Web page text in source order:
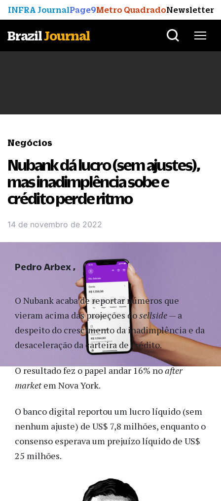
INFRA JournalPage9Metro QuadradoNewsletter
BrazilJournal
Negócios
Nubank dá lucro (sem ajustes),
mas inadimplência sobe e
crédito perde ritmo
14 de novembro de 2022
O Nubank acaba de reportar números que
vieram acima das projeções dosellside— a
despeito do crescimento da inadimplência e da
desaceleração da carteira de crédito.
O resultado fez o papel andar 16% noafter
marketem Nova York.
O banco digital reportou um lucro líquido (sem
nenhum ajuste) de US$ 7,8 milhões, enquanto o
consenso esperava um prejuízo líquido de US$
25 milhões.
Pedro Arbex